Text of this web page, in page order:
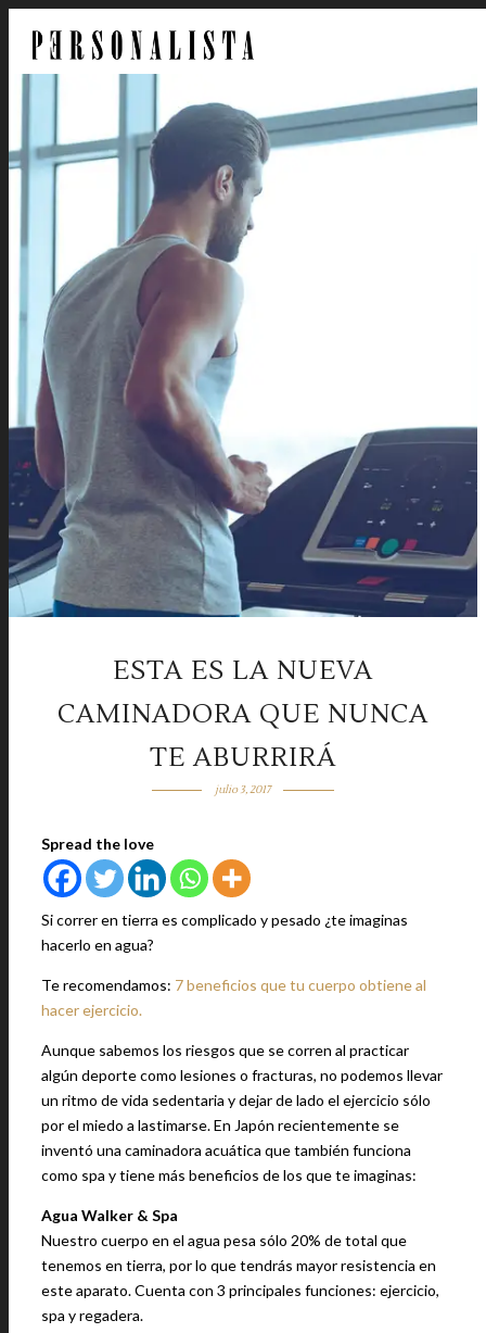
ESTA ES LA NUEVA
CAMINADORA QUE NUNCA
TE ABURRIRÁ
julio 3, 2017
Spread the love
Si correr en tierra es complicado y pesado ¿te imaginas
hacerlo en agua?
Te recomendamos: 7 beneficios que tu cuerpo obtiene al
hacer ejercicio.
Aunque sabemos los riesgos que se corren al practicar
algún deporte como lesiones o fracturas, no podemos llevar
un ritmo de vida sedentaria y dejar de lado el ejercicio sólo
por el miedo a lastimarse. En Japón recientemente se
inventó una caminadora acuática que también funciona
como spa y tiene más beneficios de los que te imaginas:
Agua Walker & Spa
Nuestro cuerpo en el agua pesa sólo 20% de total que
tenemos en tierra, por lo que tendrás mayor resistencia en
este aparato. Cuenta con 3 principales funciones: ejercicio,
spa y regadera.